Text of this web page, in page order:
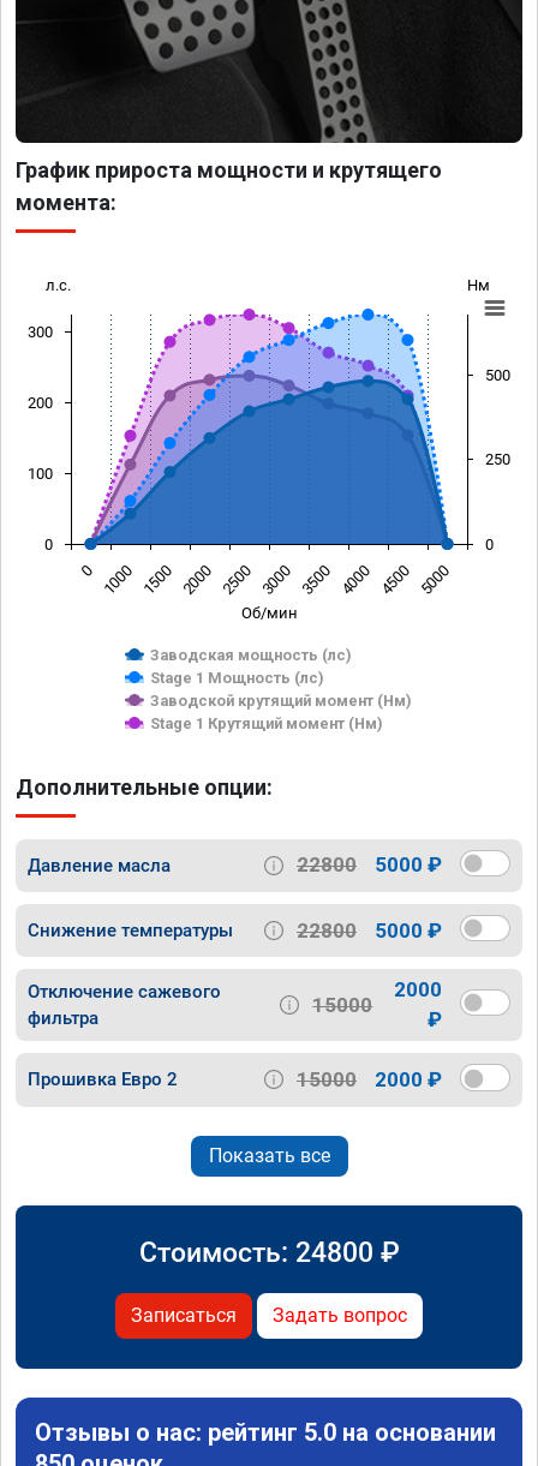
График прироста мощности и крутящего
момента:
Об/мин
л.с. Нм
Заводская мощность (лс)
Stage 1 Мощность (лс)
Заводской крутящий момент (Нм)
Stage 1 Крутящий момент (Нм)
0 1000 1500 2000 2500 3000 3500 4000 4500 5000
0
100
200
300
0
250
500
Дополнительные опции:
Давление масла 22800 5000 ₽
Снижение температуры 22800 5000 ₽
Отключение сажевого
фильтра
15000
2000
₽
Прошивка Евро 2 15000 2000 ₽
Показать все
Стоимость: 24800 ₽
Записаться Задать вопрос
Отзывы о нас: рейтинг 5.0 на основании